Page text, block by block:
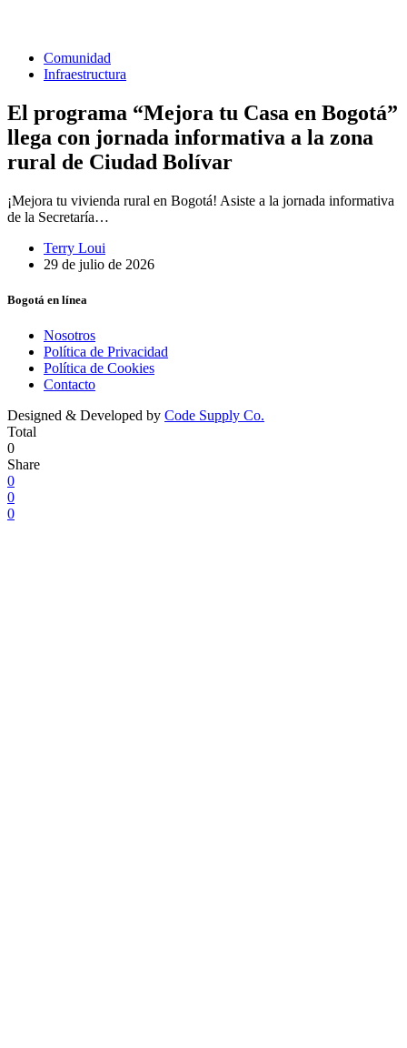
Comunidad
Infraestructura
El programa “Mejora tu Casa en Bogotá”
llega con jornada informativa a la zona
rural de Ciudad Bolívar
¡Mejora tu vivienda rural en Bogotá! Asiste a la jornada informativa
de la Secretaría…
Terry Loui
29 de julio de 2026
Bogotá en línea
Nosotros
Política de Privacidad
Política de Cookies
Contacto
Designed & Developed by Code Supply Co.
Total
0
Share
0
0
0